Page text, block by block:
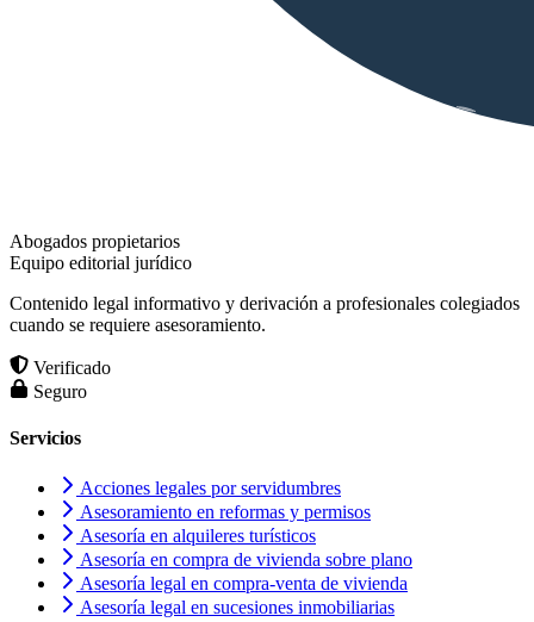
Abogados propietarios
Equipo editorial jurídico
Contenido legal informativo y derivación a profesionales colegiados
cuando se requiere asesoramiento.
Verificado
Seguro
Servicios
Acciones legales por servidumbres
Asesoramiento en reformas y permisos
Asesoría en alquileres turísticos
Asesoría en compra de vivienda sobre plano
Asesoría legal en compra-venta de vivienda
Asesoría legal en sucesiones inmobiliarias